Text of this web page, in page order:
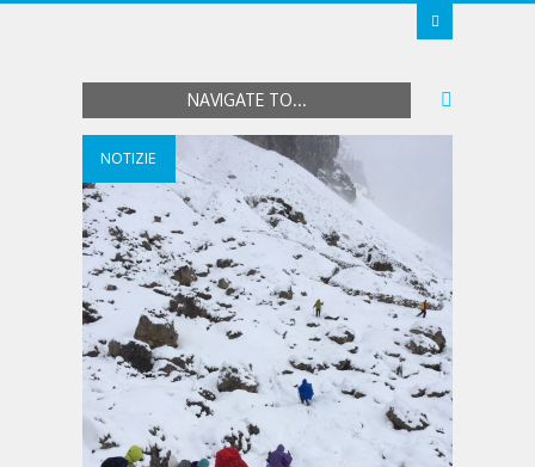
NAVIGATE TO...
NOTIZIE